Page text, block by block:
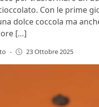
Con le prime
dolce coccola ma
[…]
- 23 Ottobre 2025